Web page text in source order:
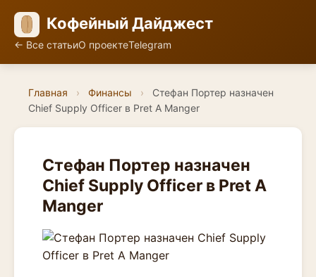
Кофейный Дайджест
← Все статьиО проектеTelegram
Главная › Финансы ›
Стефан Портер назначен
Chief Supply Officer в Pret A Manger
Стефан Портер назначен
Chief Supply Officer в Pret A
Manger